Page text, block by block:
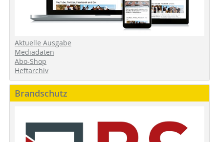
Aktuelle Ausgabe
Mediadaten
Abo-Shop
Heftarchiv
Brandschutz